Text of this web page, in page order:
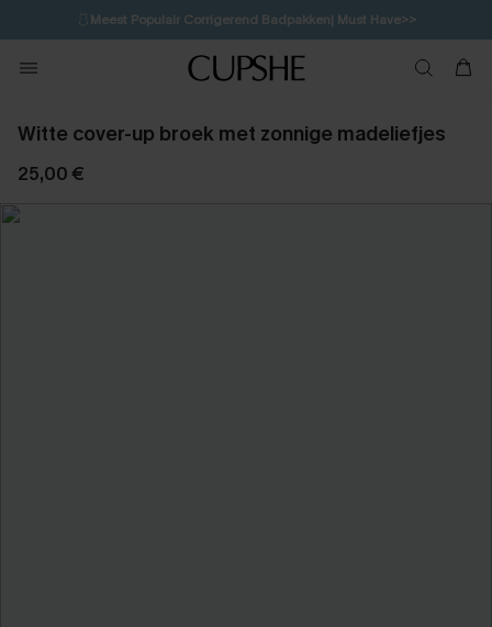
🩱Meest Populair Corrigerend Badpakken| Must Have>>
💌Abonneer je & ontvang tot 15% korting>>
Koop 3, krijg 15% korting | CODE: SW15
Witte cover-up broek met zonnige madeliefjes
25,00 €